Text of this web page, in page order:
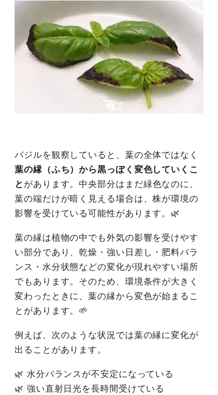
バジルを観察していると、葉の全体ではなく
葉の縁（ふち）から黒っぽく変色していくこ
と があります。中央部分はまだ緑色なのに、
葉の端だけが暗く見える場合は、株が環境の
影響を受けている可能性があります。🌿
葉の縁は植物の中でも外気の影響を受けやす
い部分であり、乾燥・強い日差し・肥料バラ
ンス・水分状態などの変化が現れやすい場所
でもあります。そのため、環境条件が大きく
変わったときに、葉の縁から変色が始まるこ
とがあります。🌱
例えば、次のような状況では葉の縁に変化が
出ることがあります。
🌿 水分バランスが不安定になっている
🌿 強い直射日光を長時間受けている